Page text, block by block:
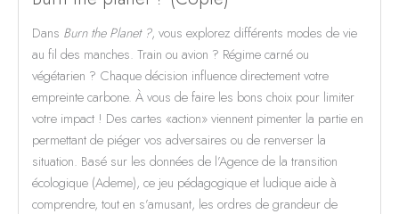
Dans Burn the Planet ?, vous explorez différents modes de vie
au fil des manches. Train ou avion ? Régime carné ou
végétarien ? Chaque décision influence directement votre
empreinte carbone. À vous de faire les bons choix pour limiter
votre impact ! Des cartes «action» viennent pimenter la partie en
permettant de piéger vos adversaires ou de renverser la
situation. Basé sur les données de l’Agence de la transition
écologique (Ademe), ce jeu pédagogique et ludique aide à
comprendre, tout en s’amusant, les ordres de grandeur de